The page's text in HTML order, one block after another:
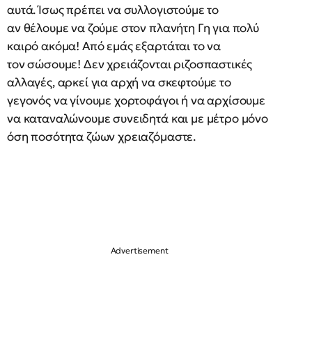
αυτά. Ίσως πρέπει να συλλογιστούμε το
αν θέλουμε να ζούμε στον πλανήτη Γη για πολύ
καιρό ακόμα! Από εμάς εξαρτάται το να
τον σώσουμε! Δεν χρειάζονται ριζοσπαστικές
αλλαγές, αρκεί για αρχή να σκεφτούμε το
γεγονός να γίνουμε χορτοφάγοι ή να αρχίσουμε
να καταναλώνουμε συνειδητά και με μέτρο μόνο
όση ποσότητα ζώων χρειαζόμαστε.